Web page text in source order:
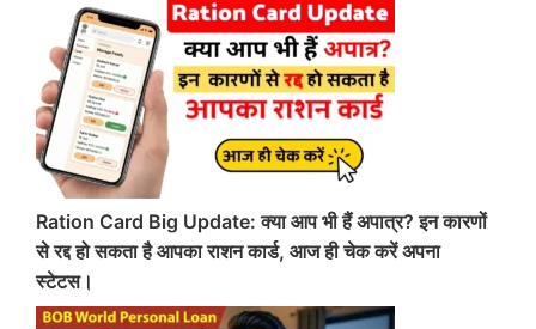
Ration Card Big Update: क्या आप भी हैं अपात्र? इन कारणों
से रद्द हो सकता है आपका राशन कार्ड, आज ही चेक करें अपना
स्टेटस।